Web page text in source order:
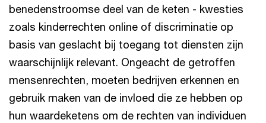
benedenstroomse deel van de keten - kwesties
zoals kinderrechten online of discriminatie op
basis van geslacht bij toegang tot diensten zijn
waarschijnlijk relevant. Ongeacht de getroffen
mensenrechten, moeten bedrijven erkennen en
gebruik maken van de invloed die ze hebben op
hun waardeketens om de rechten van individuen